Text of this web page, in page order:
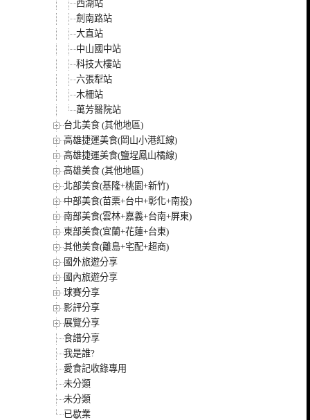
西湖站
劍南路站
大直站
中山國中站
科技大樓站
六張犁站
木柵站
萬芳醫院站
台北美食 (其他地區)
高雄捷運美食(岡山小港紅線)
高雄捷運美食(鹽埕鳳山橘線)
高雄美食 (其他地區)
北部美食(基隆+桃園+新竹)
中部美食(苗栗+台中+彰化+南投)
南部美食(雲林+嘉義+台南+屏東)
東部美食(宜蘭+花蓮+台東)
其他美食(離島+宅配+超商)
國外旅遊分享
國內旅遊分享
球賽分享
影評分享
展覽分享
食譜分享
我是誰?
愛食記收錄專用
未分類
未分類
已歇業